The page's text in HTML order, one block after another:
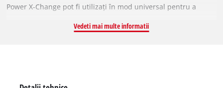
Power X-Change pot fi utilizați în mod universal pentru a
de produse pentru grădină și atelier. Acumulatorul 18 V 4,0
Vedeti mai multe informatii